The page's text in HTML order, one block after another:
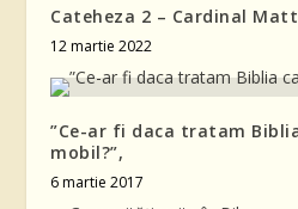
Cateheza 2 – Cardinal
12 martie 2022
”Ce-ar fi daca tratam
mobil?”,
6 martie 2017